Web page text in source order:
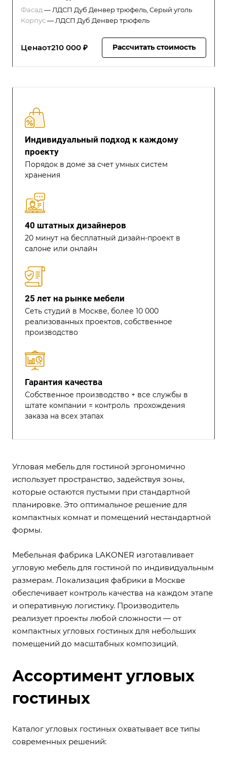
Фасад — ЛДСП Дуб Денвер трюфель, Серый уголь
Корпус— ЛДСП Дуб Денвер трюфель
Ценаот210 000 ₽ Рассчитать стоимость
Индивидуальный подход к каждому
проекту
Порядок в доме за счет умных систем
хранения
40 штатных дизайнеров
20 минут на бесплатный дизайн-проект в
салоне или онлайн
25 лет на рынке мебели
Сеть студий в Москве, более 10 000
реализованных проектов, собственное
производство
Гарантия качества
Собственное производство + все службы в
штате компании = контроль прохождения
заказа на всех этапах
Угловая мебель для гостиной эргономично
использует пространство, задействуя зоны,
которые остаются пустыми при стандартной
планировке. Это оптимальное решение для
компактных комнат и помещений нестандартной
формы.
Мебельная фабрика LAKONER изготавливает
угловую мебель для гостиной по индивидуальным
размерам. Локализация фабрики в Москве
обеспечивает контроль качества на каждом этапе
и оперативную логистику. Производитель
реализует проекты любой сложности — от
компактных угловых гостиных для небольших
помещений до масштабных композиций.
Ассортимент угловых
гостиных
Каталог угловых гостиных охватывает все типы
современных решений: